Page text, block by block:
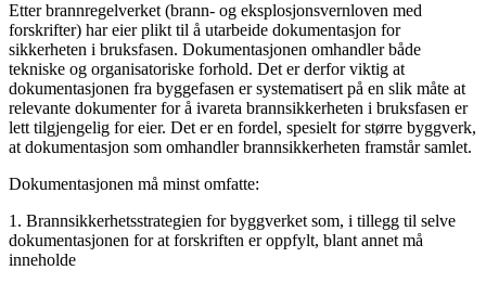
Etter brannregelverket (brann- og eksplosjonsvernloven med
forskrifter) har eier plikt til å utarbeide dokumentasjon for
sikkerheten i bruksfasen. Dokumentasjonen omhandler både
tekniske og organisatoriske forhold. Det er derfor viktig at
dokumentasjonen fra byggefasen er systematisert på en slik måte at
relevante dokumenter for å ivareta brannsikkerheten i bruksfasen er
lett tilgjengelig for eier. Det er en fordel, spesielt for større byggverk,
at dokumentasjon som omhandler brannsikkerheten framstår samlet.
Dokumentasjonen må minst omfatte:
1. Brannsikkerhetsstrategien for byggverket som, i tillegg til selve
dokumentasjonen for at forskriften er oppfylt, blant annet må
inneholde